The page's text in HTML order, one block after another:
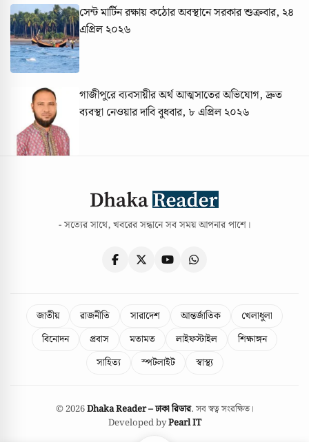
সেন্ট মার্টিন রক্ষায় কঠোর অবস্থানে সরকারশুক্রবার, ২৪
এপ্রিল ২০২৬
গাজীপুরে ব্যবসায়ীর অর্থ আত্মসাতের অভিযোগ, দ্রুত
ব্যবস্থা নেওয়ার দাবিবুধবার, ৮ এপ্রিল ২০২৬
- সত্যের সাথে, খবরের সন্ধানে সব সময় আপনার পাশে।
জাতীয় রাজনীতি সারাদেশ আন্তর্জাতিক
খেলাধুলা
বিনোদন
প্রবাস মতামত লাইফস্টাইল
শিক্ষাঙ্গন
সাহিত্য
স্পটলাইট স্বাস্থ্য
© 2026Dhaka Reader – ঢাকা রিডার. সব স্বত্ব সংরক্ষিত।
Developed byPearl IT